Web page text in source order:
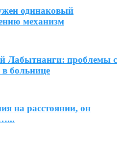
одинаковый
механизм
Лабытнанги: проблемы с
больнице
на расстоянии, он